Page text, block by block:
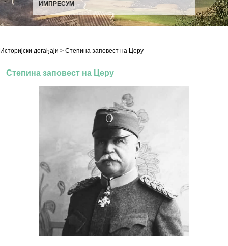
ИМПРЕСУМ
Историјски догађаји > Степина заповест на Церу
Степина заповест на Церу